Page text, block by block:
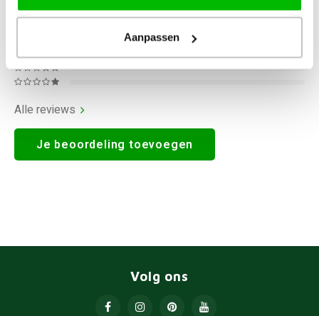
Aanpassen
Alle reviews
Je beoordeling toevoegen
Volg ons